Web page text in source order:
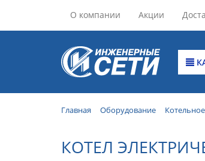
О компании Акции
Главная Оборудование
КОТЕЛ